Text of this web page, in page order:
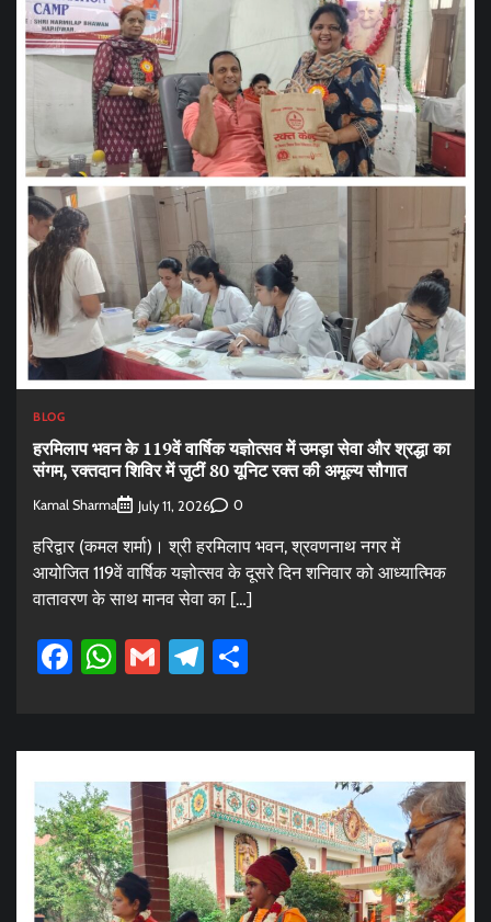
BLOG
हरमिलाप भवन के 119वें वार्षिक यज्ञोत्सव में उमड़ा सेवा और श्रद्धा का
संगम, रक्तदान शिविर में जुटीं 80 यूनिट रक्त की अमूल्य सौगात
Kamal Sharma July 11, 2026 0
हरिद्वार (कमल शर्मा)। श्री हरमिलाप भवन, श्रवणनाथ नगर में
आयोजित 119वें वार्षिक यज्ञोत्सव के दूसरे दिन शनिवार को आध्यात्मिक
वातावरण के साथ मानव सेवा का […]
Facebook
WhatsApp
GmailTelegram